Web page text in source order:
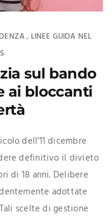
, LINEE GUIDA NEL
sul bando
ai bloccanti
dell'11 dicembre
definitivo il divieto
di 18 anni. Delibere
adottate
scelte di gestione